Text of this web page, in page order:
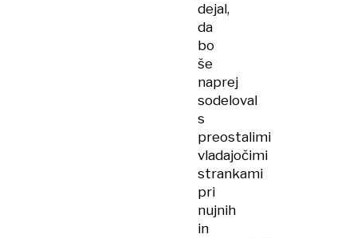
dejal,
da
bo
še
naprej
sodeloval
s
preostalimi
vladajočimi
strankami
pri
nujnih
in